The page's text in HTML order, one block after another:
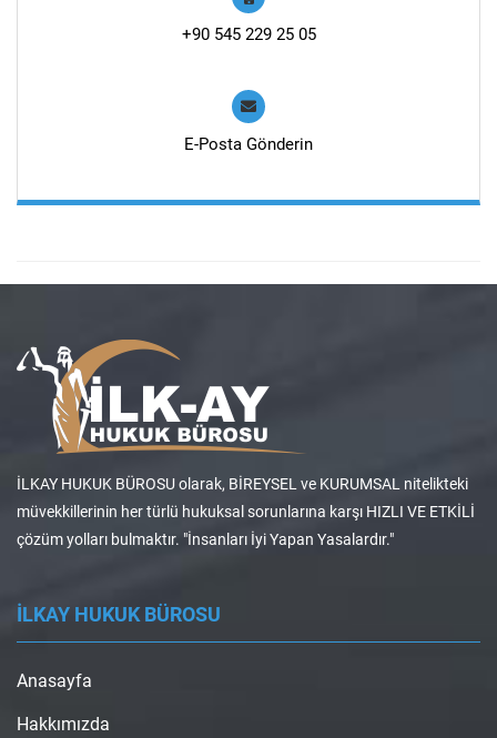
+90 545 229 25 05
E-Posta Gönderin
İLKAY HUKUK BÜROSU olarak, BİREYSEL ve KURUMSAL nitelikteki
müvekkillerinin her türlü hukuksal sorunlarına karşı HIZLI VE ETKİLİ
çözüm yolları bulmaktır. "İnsanları İyi Yapan Yasalardır."
İLKAY HUKUK BÜROSU
Anasayfa
Hakkımızda